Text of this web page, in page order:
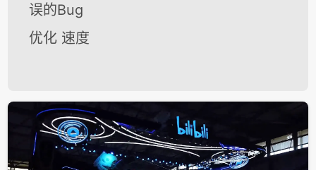
误的Bug
优化 速度